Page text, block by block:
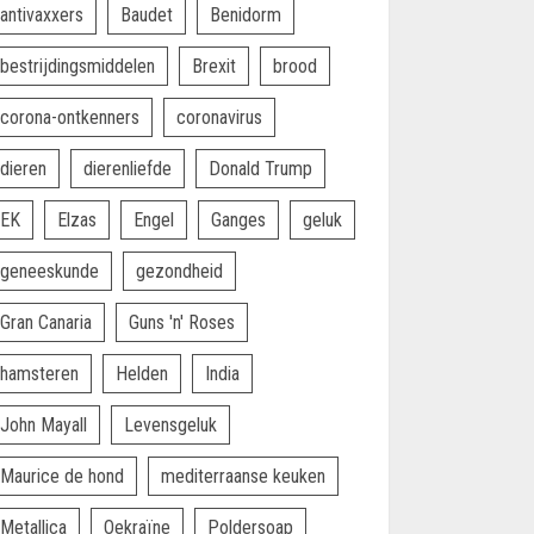
antivaxxers Baudet Benidorm
bestrijdingsmiddelen Brexit brood
corona-ontkenners coronavirus
dieren dierenliefde Donald Trump
EK Elzas Engel Ganges geluk
geneeskunde gezondheid
Gran Canaria Guns 'n' Roses
hamsteren Helden India
John Mayall Levensgeluk
Maurice de hond mediterraanse keuken
Metallica Oekraïne Poldersoap